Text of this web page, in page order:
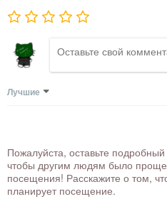
Лучшие
Пожалуйста, оставьте
чтобы другим людям было
посещения! Расскажите о том,
планирует посещение.